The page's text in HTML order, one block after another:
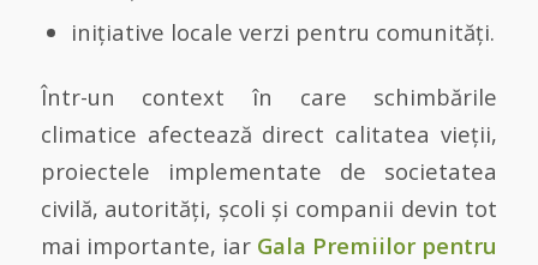
inițiative locale verzi pentru comunități.
Într-un context în care schimbările
climatice afectează direct calitatea vieții,
proiectele implementate de societatea
civilă, autorități, școli și companii devin tot
mai importante, iar Gala Premiilor pentru